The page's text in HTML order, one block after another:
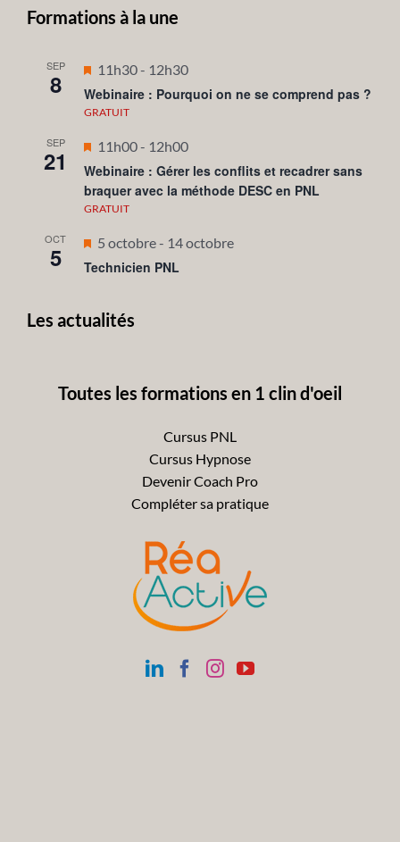
Formations à la une
SEP
8
Mis
en
avant
11h30- 12h30
Webinaire : Pourquoi on ne se comprend pas ?
GRATUIT
SEP
21
Mis
en
avant
11h00- 12h00
Webinaire : Gérer les conflits et recadrer sans
braquer avec la méthode DESC en PNL
GRATUIT
OCT
5
Mis
en
5 octobre- 14 octobre
Technicien PNL
Les actualités
Toutes les formations en 1 clin d'oeil
Cursus PNL
Cursus Hypnose
Devenir Coach Pro
Compléter sa pratique